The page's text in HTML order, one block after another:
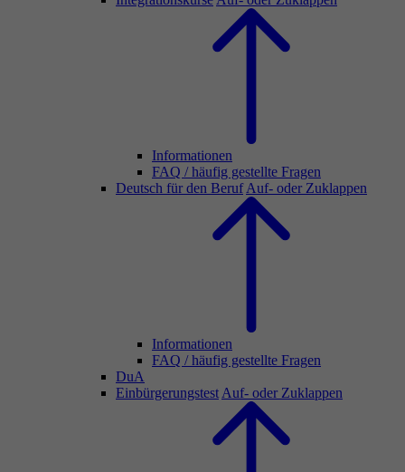
Informationen
FAQ / häufig gestellte Fragen
Deutsch für den Beruf Auf- oder Zuklappen
Informationen
FAQ / häufig gestellte Fragen
DuA
Einbürgerungstest Auf- oder Zuklappen